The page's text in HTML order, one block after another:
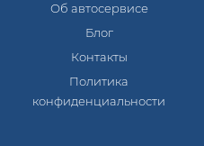
Об автосервисе
Блог
Контакты
Политика
конфиденциальности